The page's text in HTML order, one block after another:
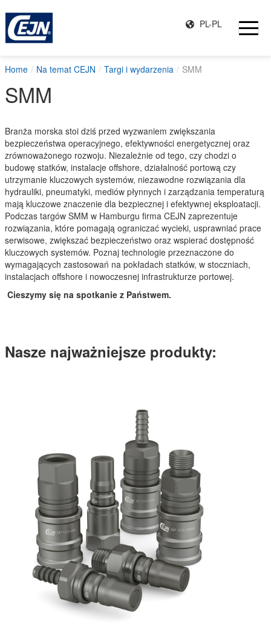
PL-PL
Home Na temat CEJN Targi i wydarzenia SMM
SMM
Branża morska stoi dziś przed wyzwaniem zwiększania
bezpieczeństwa operacyjnego, efektywności energetycznej oraz
zrównoważonego rozwoju. Niezależnie od tego, czy chodzi o
budowę statków, instalacje offshore, działalność portową czy
utrzymanie kluczowych systemów, niezawodne rozwiązania dla
hydrauliki, pneumatyki, mediów płynnych i zarządzania temperaturą
mają kluczowe znaczenie dla bezpiecznej i efektywnej eksploatacji.
Podczas targów SMM w Hamburgu firma CEJN zaprezentuje
rozwiązania, które pomagają ograniczać wycieki, usprawniać prace
serwisowe, zwiększać bezpieczeństwo oraz wspierać dostępność
kluczowych systemów. Poznaj technologie przeznaczone do
wymagających zastosowań na pokładach statków, w stoczniach,
instalacjach offshore i nowoczesnej infrastrukturze portowej.
Cieszymy się na spotkanie z Państwem.
Nasze najważniejsze produkty: